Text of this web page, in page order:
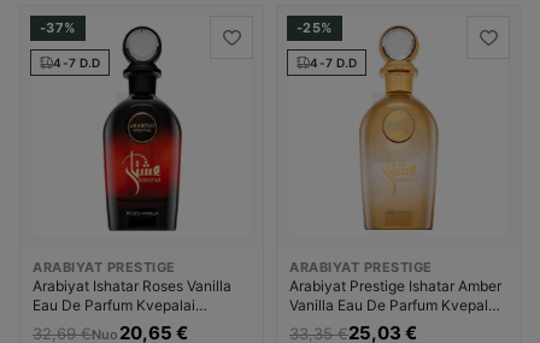
-37%
4-7 D.D
ARABIYAT PRESTIGE
Arabiyat Ishatar Roses Vanilla
Eau De Parfum Kvepalai
Moterims
32,69 €Nuo 20,65 €
-25%
4-7 D.D
ARABIYAT PRESTIGE
Arabiyat Prestige Ishatar Amber
Vanilla Eau De Parfum Kvepalai
Unisex
33,35 €25,03 €